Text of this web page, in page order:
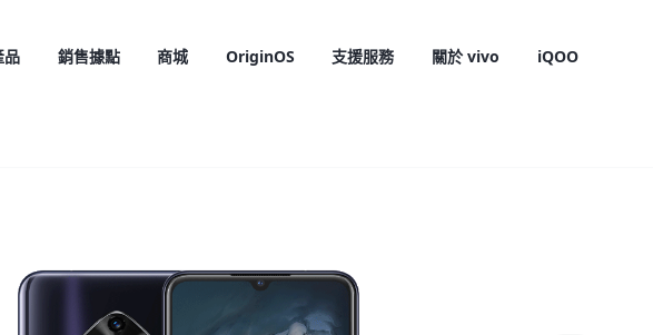
品 銷售據點 商城 OriginOS 支援服務 關於 vivo iQOO